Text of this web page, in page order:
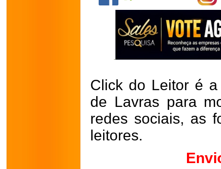
Click do Leitor é
de Lavras para
redes sociais, as
leitores.